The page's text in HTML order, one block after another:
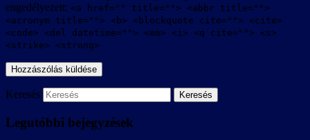
engedélyezett: <a href="" title=""> <abbr title="">
<acronym title=""> <b> <blockquote cite=""> <cite>
<code> <del datetime=""> <em> <i> <q cite=""> <s>
<strike> <strong>
Keresés
Legutóbbi bejegyzések